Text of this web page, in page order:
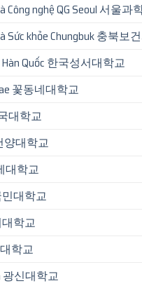
Công nghệ QG Seoul 서울
Sức khỏe Chungbuk 충북보
Quốc 한국성서대학교
꽃동네대학교
대학교
양대학교
대학교
민대학교
대학교
학교
광신대학교